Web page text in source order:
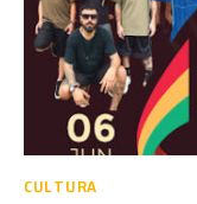
CULTURA